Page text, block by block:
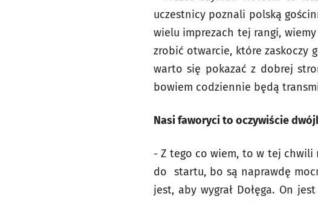
uczestnicy poznali polską
wielu imprezach tej rangi,
zrobić otwarcie, które zaskoczy
warto się pokazać z dobrej
bowiem codziennie będą
Nasi faworyci to oczywiście
- Z tego co wiem, to w tej
do startu, bo są naprawdę
jest, aby wygrał Dołęga. On